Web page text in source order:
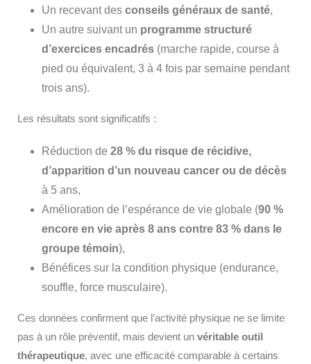
Un recevant des conseils généraux de santé,
Un autre suivant un programme structuré
d’exercices encadrés (marche rapide, course à
pied ou équivalent, 3 à 4 fois par semaine pendant
trois ans).
Les résultats sont significatifs :
Réduction de 28 % du risque de récidive,
d’apparition d’un nouveau cancer ou de décès
à 5 ans,
Amélioration de l’espérance de vie globale (90 %
encore en vie après 8 ans contre 83 % dans le
groupe témoin),
Bénéfices sur la condition physique (endurance,
souffle, force musculaire).
Ces données confirment que l’activité physique ne se limite
pas à un rôle préventif, mais devient un véritable outil
thérapeutique, avec une efficacité comparable à certains